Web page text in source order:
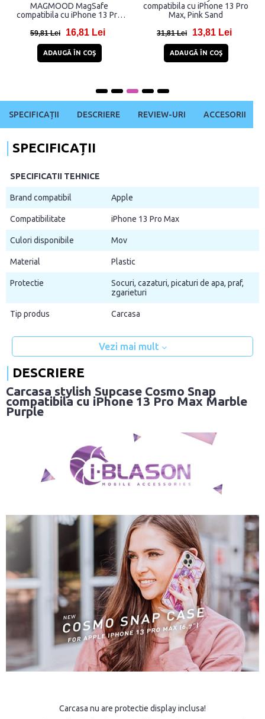
MAGMOOD MagSafe
compatibila cu iPhone 13 Pro
59,81 Lei 16,81 Lei
ADAUGĂ ÎN COŞ
compatibila cu iPhone 13 Pro
Max, Pink Sand
31,81 Lei 13,81 Lei
ADAUGĂ ÎN COŞ
SPECIFICAȚII DESCRIERE REVIEW-URI ACCESORII
SPECIFICAȚII
SPECIFICATII TEHNICE
Brand compatibil Apple
Compatibilitate iPhone 13 Pro Max
Culori disponibile Mov
Material Plastic
Protectie
Socuri, cazaturi, picaturi de apa, praf,
zgarieturi
Tip produs Carcasa
Vezi mai mult
DESCRIERE
Carcasa stylish Supcase Cosmo Snap
compatibila cu iPhone 13 Pro Max Marble
Purple
Carcasa nu are protectie display inclusa!